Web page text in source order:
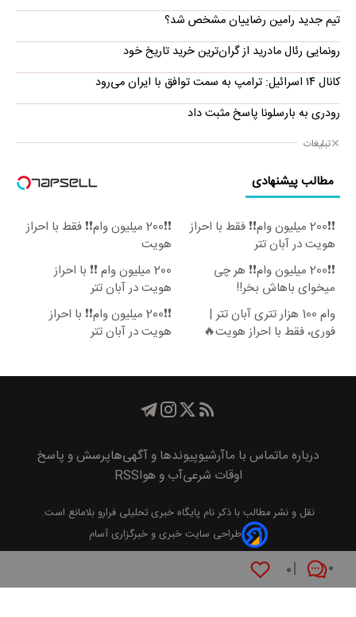
۰ ۰
تیم جدید رامین رضاییان مشخص شد؟
رونمایی رئال مادرید از گران‌ترین خرید تاریخ خود
کانال ۱۴ اسرائیل: ترامپ به سمت توافق با ایران می‌رود
رودری به بارسلونا پاسخ مثبت داد
تبلیغات
مطالب پیشنهادی
❗❗200 میلیون وام❗❗ فقط با احراز
هویت در آبان تتر
❗❗200 میلیون وام❗❗ فقط با احراز
هویت
❗❗200 میلیون وام❗❗ هر چی
میخوای باهاش بخر!!
200 میلیون وام ❗❗ با احراز
هویت در آبان تتر
وام 100 هزار تتری آبان تتر |
فوری، فقط با احراز هویت🔥
❗❗200 میلیون وام❗❗ با احراز
هویت در آبان تتر
درباره ماتماس با ماآرشیوپیوند‌ها و آگهی‌هاپرسش و پاسخ
اوقات شرعیآب و هواRSS
نقل و نشر مطالب با ذکر نام پايگاه خبری تحليلی فرارو بلامانع است.
طراحی سایت خبری و خبرگزاری آسام